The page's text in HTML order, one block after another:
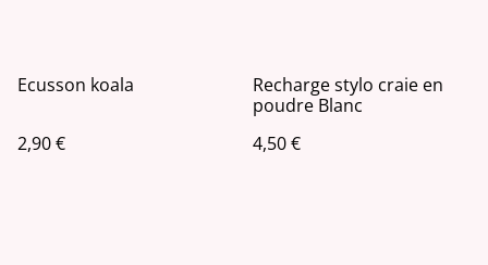
Ecusson koala
2,90 €
Recharge stylo craie en
poudre Blanc
4,50 €